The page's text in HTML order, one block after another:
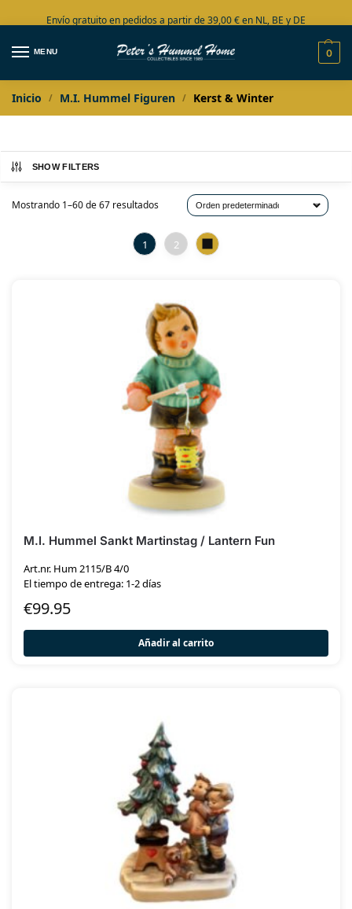
Envío gratuito en pedidos a partir de 39,00 € en NL, BE y DE
Amplia colección en stock
MENU 0
Inicio / M.I. Hummel Figuren / Kerst & Winter
SHOW FILTERS
Mostrando 1–60 de 67 resultados
1 2
M.I. Hummel Sankt Martinstag / Lantern Fun
Art.nr. Hum 2115/B 4/0
El tiempo de entrega: 1-2 días
€99.95
Añadir al carrito